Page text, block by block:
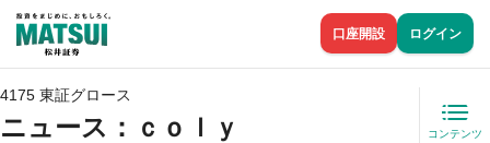
口座開設 ログイン
4175 東証グロース
ニュース ：ｃｏｌｙ コンテンツ